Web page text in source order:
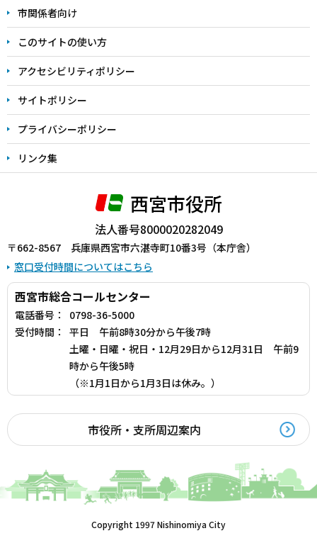
こ
ま
で
市関係者向け
このサイトの使い方
アクセシビリティポリシー
サイトポリシー
プライバシーポリシー
リンク集
西宮市役所
法人番号8000020282049
〒662-8567 兵庫県西宮市六湛寺町10番3号（本庁舎）
窓口受付時間についてはこちら
西宮市総合コールセンター
電話番号：
0798-36-5000
受付時間：
平日 午前8時30分から午後7時
土曜・日曜・祝日・12月29日から12月31日 午前9
時から午後5時
（※1月1日から1月3日は休み。）
市役所・支所周辺案内
Copyright 1997 Nishinomiya City